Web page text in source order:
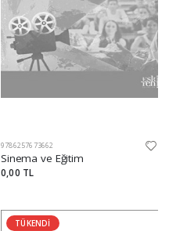
9786257673662
Sinema ve Eğitim
0,00 TL
TÜKENDİ